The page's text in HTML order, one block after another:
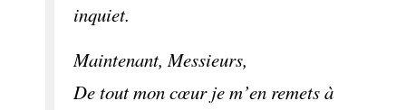
inquiet.
Maintenant, Messieurs,
De tout mon cœur je m’en remets à